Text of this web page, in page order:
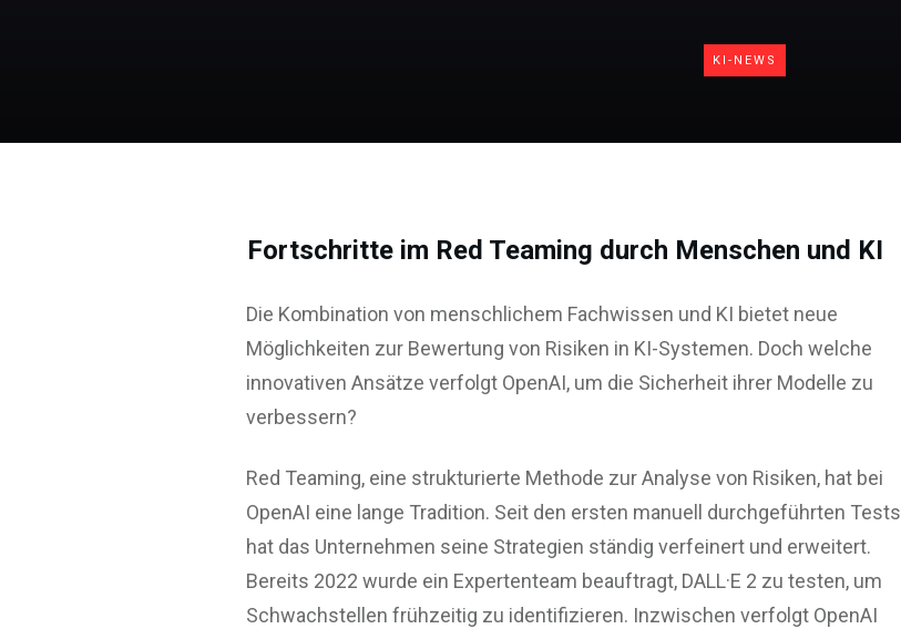
KI-NEWS
Fortschritte im Red Teaming durch Menschen und KI
Die Kombination von menschlichem Fachwissen und KI bietet neue
Möglichkeiten zur Bewertung von Risiken in KI-Systemen. Doch welche
innovativen Ansätze verfolgt OpenAI, um die Sicherheit ihrer Modelle zu
verbessern?
Red Teaming, eine strukturierte Methode zur Analyse von Risiken, hat bei
OpenAI eine lange Tradition. Seit den ersten manuell durchgeführten Tests
hat das Unternehmen seine Strategien ständig verfeinert und erweitert.
Bereits 2022 wurde ein Expertenteam beauftragt, DALL·E 2 zu testen, um
Schwachstellen frühzeitig zu identifizieren. Inzwischen verfolgt OpenAI